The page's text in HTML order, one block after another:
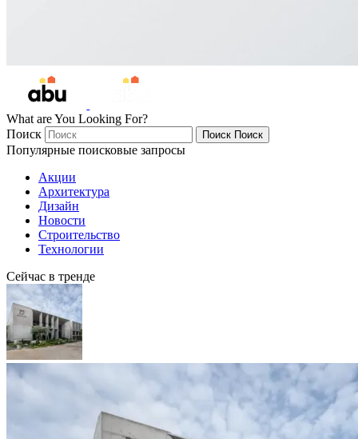
What are You Looking For?
Поиск
Поиск Поиск
Популярные поисковые запросы
Акции
Архитектура
Дизайн
Новости
Строительство
Технологии
Сейчас в тренде